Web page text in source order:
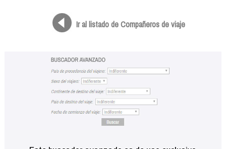
Ir al listado de Compañeros de viaje